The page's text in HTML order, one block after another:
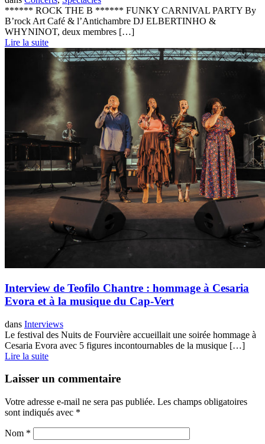
****** ROCK THE B ****** FUNKY CARNIVAL PARTY By
B’rock Art Café & l’Antichambre DJ ELBERTINHO &
WHYNINOT, deux membres […]
Lire la suite
Interview de Teofilo Chantre : hommage à Cesaria
Evora et à la musique du Cap-Vert
dans Interviews
Le festival des Nuits de Fourvière accueillait une soirée hommage à
Cesaria Evora avec 5 figures incontournables de la musique […]
Lire la suite
Laisser un commentaire
Votre adresse e-mail ne sera pas publiée. Les champs obligatoires
sont indiqués avec *
Nom *